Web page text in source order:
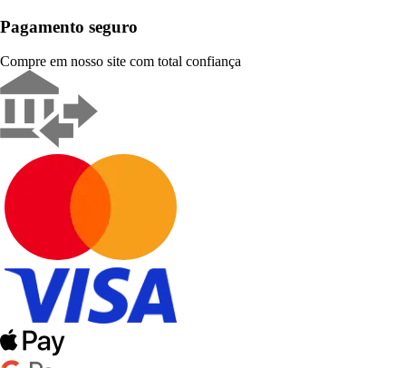
Pagamento seguro
Compre em nosso site com total confiança